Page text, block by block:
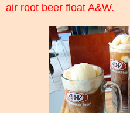
air root beer float A&W.